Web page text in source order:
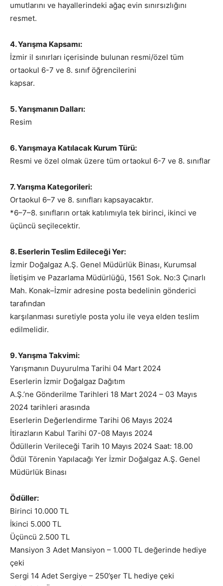
umutlarını ve hayallerindeki ağaç evin sınırsızlığını
resmet.
4. Yarışma Kapsamı:
İzmir il sınırları içerisinde bulunan resmi/özel tüm
ortaokul 6-7 ve 8. sınıf öğrencilerini
kapsar.
5. Yarışmanın Dalları:
Resim
6. Yarışmaya Katılacak Kurum Türü:
Resmi ve özel olmak üzere tüm ortaokul 6-7 ve 8. sınıflar
7. Yarışma Kategorileri:
Ortaokul 6–7 ve 8. sınıfları kapsayacaktır.
*6–7–8. sınıfların ortak katılımıyla tek birinci, ikinci ve
üçüncü seçilecektir.
8. Eserlerin Teslim Edileceği Yer:
İzmir Doğalgaz A.Ş. Genel Müdürlük Binası, Kurumsal
İletişim ve Pazarlama Müdürlüğü, 1561 Sok. No:3 Çınarlı
Mah. Konak–İzmir adresine posta bedelinin gönderici
tarafından
karşılanması suretiyle posta yolu ile veya elden teslim
edilmelidir.
9. Yarışma Takvimi:
Yarışmanın Duyurulma Tarihi 04 Mart 2024
Eserlerin İzmir Doğalgaz Dağıtım
A.Ş.’ne Gönderilme Tarihleri 18 Mart 2024 – 03 Mayıs
2024 tarihleri arasında
Eserlerin Değerlendirme Tarihi 06 Mayıs 2024
İtirazların Kabul Tarihi 07-08 Mayıs 2024
Ödüllerin Verileceği Tarih 10 Mayıs 2024 Saat: 18.00
Ödül Törenin Yapılacağı Yer İzmir Doğalgaz A.Ş. Genel
Müdürlük Binası
Ödüller:
Birinci 10.000 TL
İkinci 5.000 TL
Üçüncü 2.500 TL
Mansiyon 3 Adet Mansiyon – 1.000 TL değerinde hediye
çeki
Sergi 14 Adet Sergiye – 250’şer TL hediye çeki